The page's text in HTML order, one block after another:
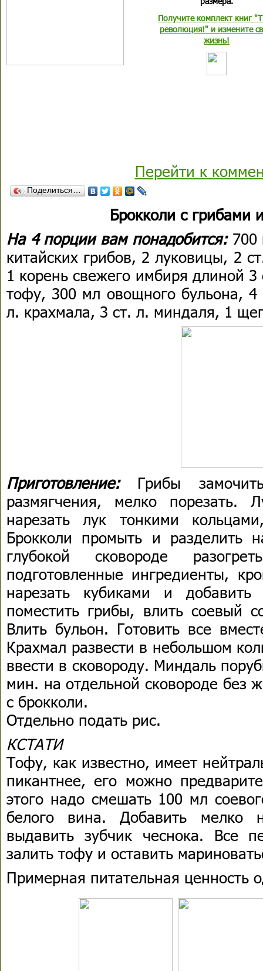
Получите комплект книг
революция!" и измените
жизнь!
Перейти к
Поделиться…
Брокколи c грибами
На 4 порции вам понадобится:700
китайских грибов, 2 луковицы, 2
1 корень свежего имбиря длиной 3
тофу, 300 мл овощного бульона, 4
л. крахмала, 3 ст. л. миндаля, 1
Приготовление: Грибы
размягчения, мелко порезать.
нарезать лук тонкими
Брокколи промыть и разделить
глубокой сковороде
подготовленные ингредиенты,
нарезать кубиками и
поместить грибы, влить соевый
Влить бульон. Готовить все
Крахмал развести в небольшом
ввести в сковороду. Миндаль
мин. на отдельной сковороде без
с брокколи.
Отдельно подать рис.
КСТАТИ
Тофу, как известно, имеет
пикантнее, его можно
этого надо смешать 100 мл
белого вина. Добавить мелко
выдавить зубчик чеснока. Все
залить тофу и оставить
Примерная питательная ценность